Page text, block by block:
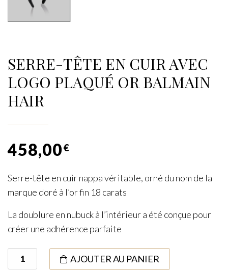
SERRE-TÊTE EN CUIR AVEC
LOGO PLAQUÉ OR BALMAIN
HAIR
458,00€
Serre-tête en cuir nappa véritable, orné du nom de la
marque doré à l’or fin 18 carats
La doublure en nubuck à l’intérieur a été conçue pour
créer une adhérence parfaite
quantité
de
AJOUTER AU PANIER